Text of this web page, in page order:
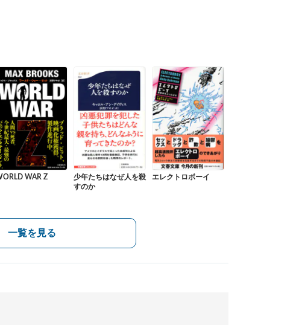
WAR Z
少年たちはなぜ人を殺
すのか
エレクトロボーイ
一覧を見る